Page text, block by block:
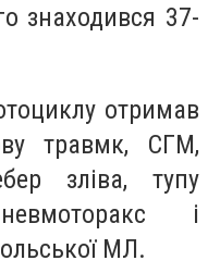
знаходився 37-
отримав
травмк, СГМ,
зліва, тупу
і
МЛ.